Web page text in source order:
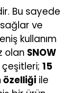
Bu sayede
ve
kullanım
olan SNOW
15
özelliği ile